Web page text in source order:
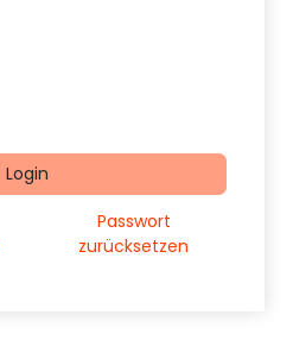
Login
Passwort
zurücksetzen